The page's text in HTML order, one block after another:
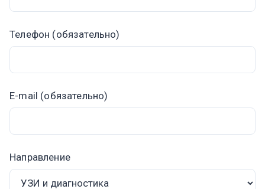
Телефон (обязательно)
E-mail (обязательно)
Направление